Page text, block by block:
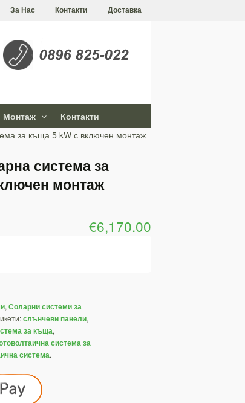
За Нас Контакти Доставка
Монтаж
Контакти
за къща 5 kW с включен монтаж
система за
монтаж
€6,170.00
,Соларни системи за
слънчеви панели,
за къща,
система за
система.